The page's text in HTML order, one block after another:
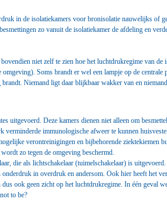
in de isolatiekamers voor bronisolatie nauwelijks of
zo vanuit de isolatiekamer de afdeling en
niet zelf te zien hoe het luchtdrukregime van de
Soms brandt er wel een lampje op de centrale
Niemand ligt daar blijkbaar wakker van en
uitgevoerd. Deze kamers dienen niet alleen om
verminderde immunologische afweer te kunnen
verontreinigingen en bijbehorende ziektekiemen
zo tegen de omgeving beschermd.
die als lichtschakelaar (tuimelschakelaar) is
onderdruk in overdruk en andersom. Ook hier heeft het
dus ook geen zicht op het luchtdrukregime. In één geval
to be?